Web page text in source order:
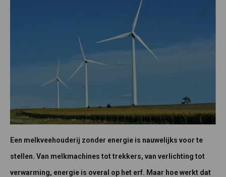
Een melkveehouderij zonder energie is nauwelijks voor te
stellen. Van melkmachines tot trekkers, van verlichting tot
verwarming, energie is overal op het erf. Maar hoe werkt dat